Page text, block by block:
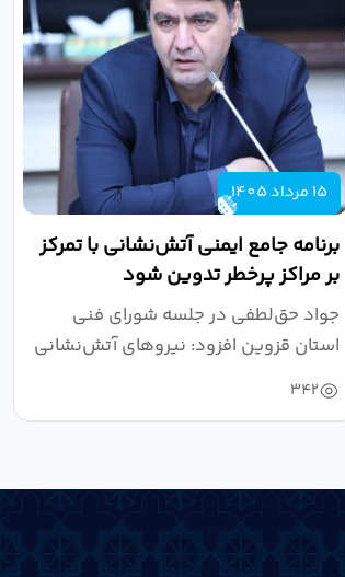
15 مرداد 1405
برنامه جامع ایمنی آتش‌نشانی با تمرکز
بر مراکز پرخطر تدوین شود
جواد حق‌لطفی در جلسه شورای فنی
استان قزوین افزود: نیروهای آتش‌نشانی
طی سال...
342